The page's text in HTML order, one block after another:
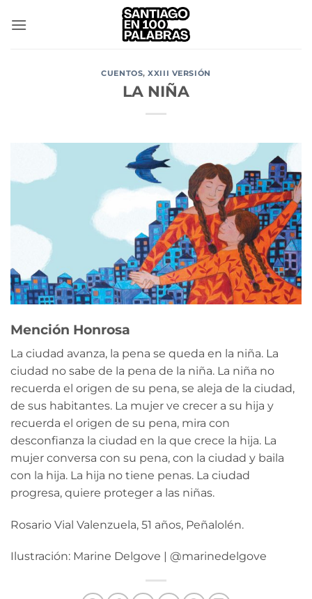
CUENTOS,XXIII VERSIÓN
LA NIÑA
Mención Honrosa
La ciudad avanza, la pena se queda en la niña. La
ciudad no sabe de la pena de la niña. La niña no
recuerda el origen de su pena, se aleja de la ciudad,
de sus habitantes. La mujer ve crecer a su hija y
recuerda el origen de su pena, mira con
desconfianza la ciudad en la que crece la hija. La
mujer conversa con su pena, con la ciudad y baila
con la hija. La hija no tiene penas. La ciudad
progresa, quiere proteger a las niñas.
Rosario Vial Valenzuela, 51 años, Peñalolén.
Ilustración: Marine Delgove | @marinedelgove